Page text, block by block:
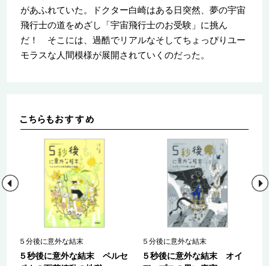
があふれていた。ドクター白崎はある日突然、夢の宇宙
飛行士の道をめざし「宇宙飛行士のお受験」に挑ん
だ！ そこには、過酷でリアルなそしてちょっぴりユー
モラスな人間模様が展開されていくのだった。
５分後に意外な結末
５秒後に意外な結末 ペルセ
５分後に意外な結末
５秒後に意外な結末 オイ